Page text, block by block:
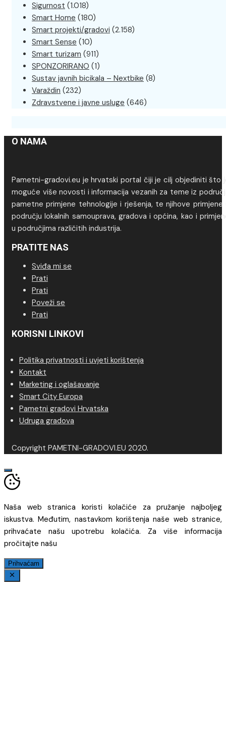
Sigurnost (1.018)
Smart Home (180)
Smart projekti/gradovi (2.158)
Smart Sense (10)
Smart turizam (911)
SPONZORIRANO (1)
Sustav javnih bicikala – Nextbike (8)
Varaždin (232)
Zdravstvene i javne usluge (646)
O NAMA
Pametni-gradovi.eu je hrvatski portal čiji je cilj objediniti što
moguće više novosti i informacija vezanih za teme iz
pametne primjene tehnologije i rješenja, te njihove primjene
području lokalnih samouprava, gradova i općina, kao i
u područjima različitih industrija.
PRATITE NAS
Sviđa mi se
Prati
Prati
Poveži se
Prati
KORISNI LINKOVI
Politika privatnosti i uvjeti korištenja
Kontakt
Marketing i oglašavanje
Smart City Europa
Pametni gradovi Hrvatska
Udruga gradova
Copyright PAMETNI-GRADOVI.EU 2020.
Naša web stranica koristi kolačiće za pružanje najboljeg
iskustva. Međutim, nastavkom korištenja naše web stranice,
prihvaćate našu upotrebu kolačića. Za više informacija
pročitajte našu
Prihvaćam